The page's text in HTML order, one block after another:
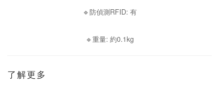
🔹防偵測RFID: 有
🔹重量: 約0.1kg
了解更多